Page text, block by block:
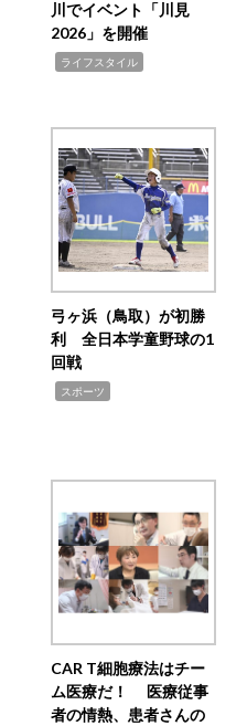
川でイベント「川見
2026」を開催
ライフスタイル
弓ヶ浜（鳥取）が初勝
利 全日本学童野球の1
回戦
スポーツ
CAR T細胞療法はチー
ム医療だ！ 医療従事
者の情熱、患者さんの